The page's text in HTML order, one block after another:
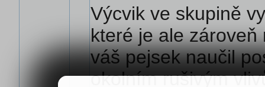
Výcvik ve skupině
které je ale
váš pejsek naučil
okolním rušivým